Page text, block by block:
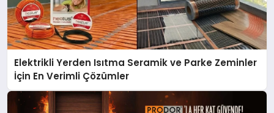
Elektrikli Yerden Isıtma Seramik ve Parke Zeminler
İçin En Verimli Çözümler